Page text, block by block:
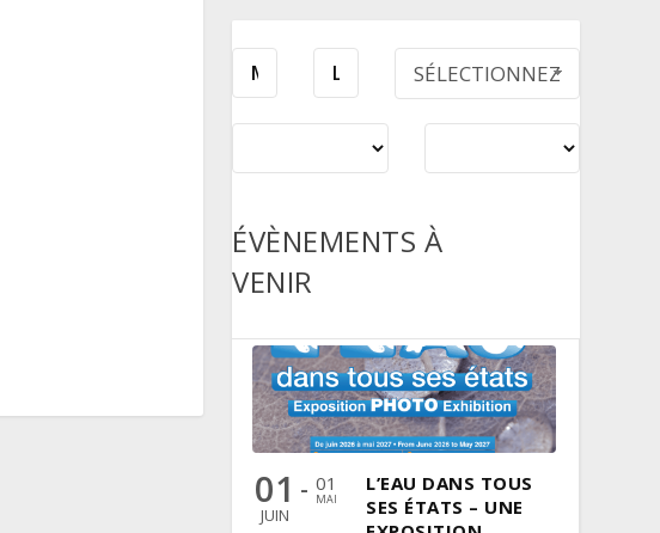
SÉLECTIONNEZ
UNE PÉRIODE
ÉVÈNEMENTS À
VENIR
01
JUIN
- 01
MAI
L’EAU DANS TOUS
SES ÉTATS – UNE